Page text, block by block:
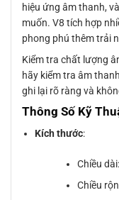
hiệu ứng âm thanh,
muốn. V8 tích hợp
phong phú thêm trải
Kiểm tra chất lượng
hãy kiểm tra âm
ghi lại rõ ràng và
Thông Số Kỹ
Kích thước:
Chiều
Chiều